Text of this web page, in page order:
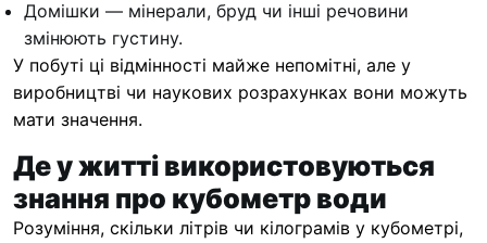
Домішки — мінерали, бруд чи інші речовини
змінюють густину.
У побуті ці відмінності майже непомітні, але у
виробництві чи наукових розрахунках вони можуть
мати значення.
Де у житті використовуються
знання про кубометр води
Розуміння, скільки літрів чи кілограмів у кубометрі,